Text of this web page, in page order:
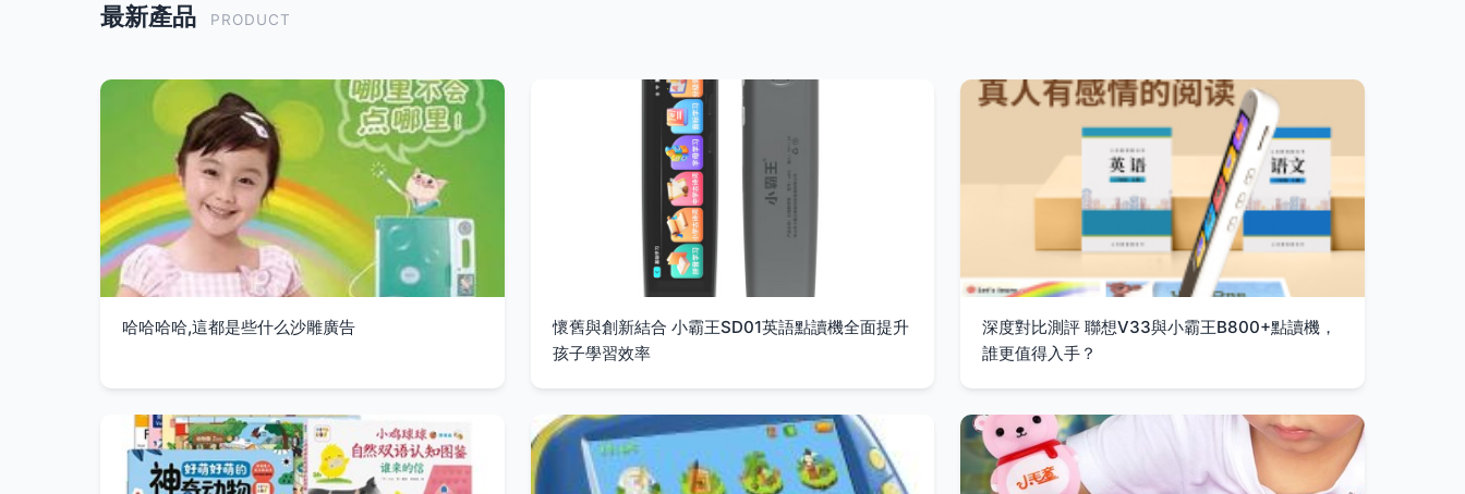
最新產品 PRODUCT
哈哈哈哈,這都是些什么沙雕廣告
懷舊與創新結合 小霸王SD01英語點讀機全面提升
孩子學習效率
深度對比測評 聯想V33與小霸王B800+點讀機，
誰更值得入手？